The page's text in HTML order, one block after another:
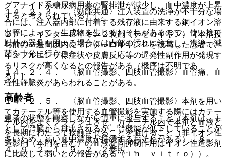
１４．２．３． 〈効能共通〉注入装置の洗浄が不十分な場
合には、注入器内部に付着する残存液に由来する銅イオン溶
出等によって、生成物を生じるおそれがあるので、使い捨て
以外の器具を用いる場合には内部の汚れに注意し、洗浄、滅
菌を十分に行うこと。
１４．２．４． 〈脳血管撮影、四肢血管撮影〉血管痛、血
栓性静脈炎があらわれることがある。
１４．２．５． 〈脳血管撮影、四肢血管撮影〉本剤を用い
てカテーテル等を使用する血管撮影を実施する際にはカテー
テル内をよくフラッシュさせ、カテーテル内で本剤と血液と
を長期にわたって接触させることを避けること（非イオン性
造影剤（本剤を含む）の血液凝固抑制作用はイオン性造影剤
に比較して弱いとの報告がある（ｉｎ ｖｉｔｒｏ））。
グアナイド系糖尿病用薬の腎排泄が減少し、血中濃度が上昇
すると考えられている）］。
２）． インターロイキン２製剤（テセロイキン）［本剤投
与前の２週間以内にインターロイキン２を投与した患者で、
インフルエンザ様症状や皮膚反応等の遅発性副作用が発現す
るリスクが高くなるとの報告がある（機序は不明であ
る）］。
高齢者
患者の状態を観察しながら慎重に投与すること（本剤は、主
として腎臓から排出されるが、腎機能が低下していることが
多いため、高い血中濃度が持続するおそれがある）〔８．
４、９．２．１、９．２．２参照〕。